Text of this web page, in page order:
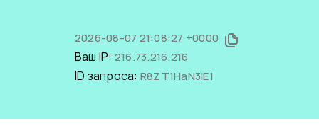
2026-08-07 21:08:27 +0000
Ваш IP: 216.73.216.216
ID запроса: R8ZT1HaN3iE1